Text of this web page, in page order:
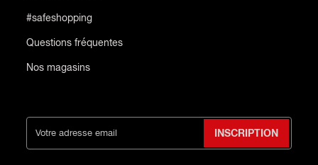
#safeshopping
Questions fréquentes
Nos magasins
INSCRIPTION